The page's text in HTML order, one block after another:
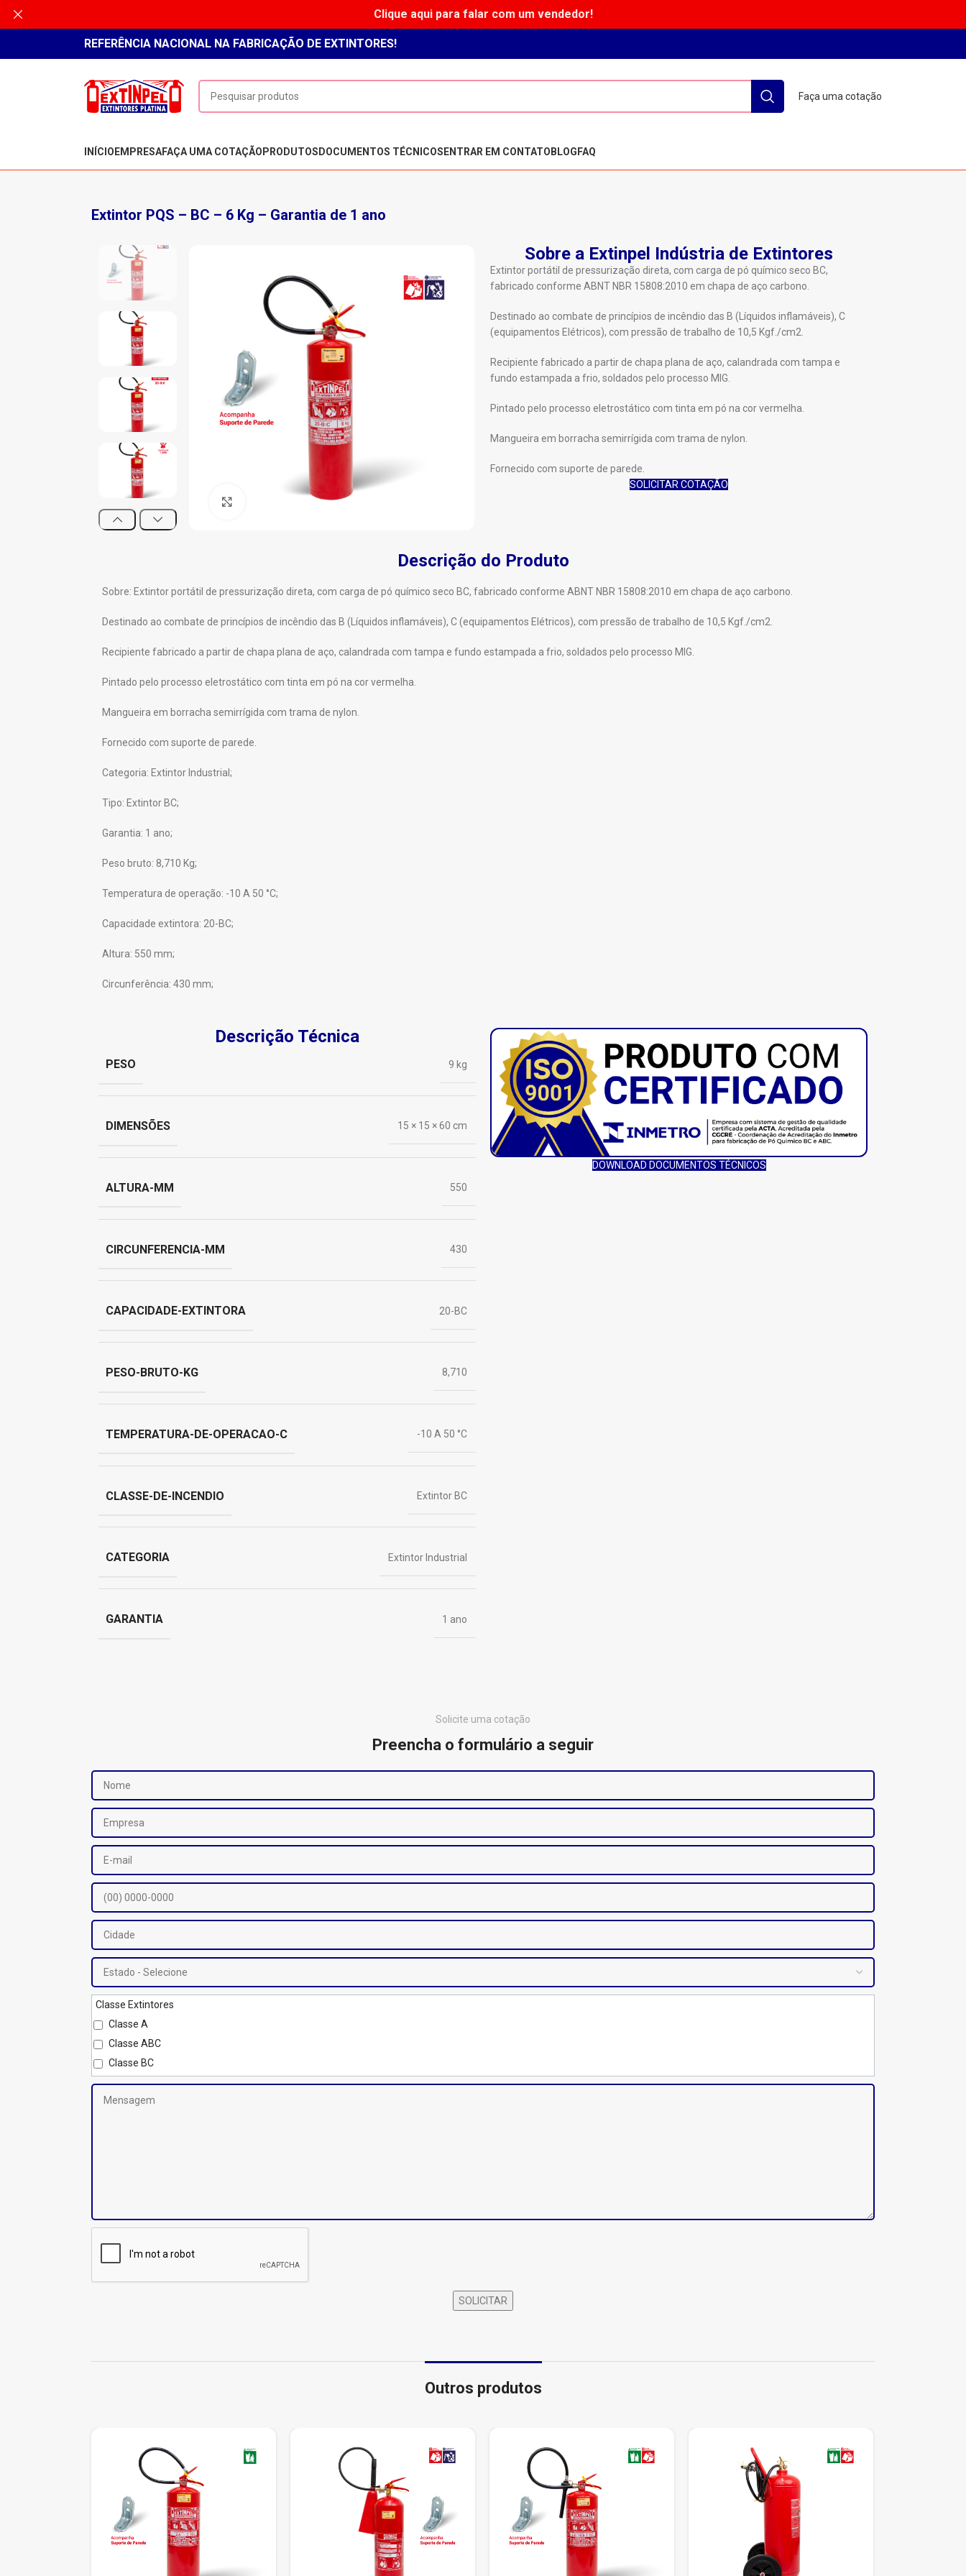
REFERÊNCIA NACIONAL NA FABRICAÇÃO DE EXTINTORES!
Faça uma cotação
INÍCIO EMPRESAFAÇA UMA COTAÇÃO PRODUTOS DOCUMENTOS TÉCNICOS ENTRAR EM CONTATO BLOG FAQ
Extintor PQS – BC – 6 Kg – Garantia de 1 ano
Clique para ampliar
Sobre a Extinpel Indústria de Extintores
Extintor portátil de pressurização direta, com carga de pó químico seco BC,
fabricado conforme ABNT NBR 15808:2010 em chapa de aço carbono.
Destinado ao combate de princípios de incêndio das B (Líquidos inflamáveis), C
(equipamentos Elétricos), com pressão de trabalho de 10,5 Kgf./cm2.
Recipiente fabricado a partir de chapa plana de aço, calandrada com tampa e
fundo estampada a frio, soldados pelo processo MIG.
Pintado pelo processo eletrostático com tinta em pó na cor vermelha.
Mangueira em borracha semirrígida com trama de nylon.
Fornecido com suporte de parede.
SOLICITAR COTAÇÃO
Descrição do Produto
Sobre: Extintor portátil de pressurização direta, com carga de pó químico seco BC, fabricado conforme ABNT NBR 15808:2010 em chapa de aço carbono.
Destinado ao combate de princípios de incêndio das B (Líquidos inflamáveis), C (equipamentos Elétricos), com pressão de trabalho de 10,5 Kgf./cm2.
Recipiente fabricado a partir de chapa plana de aço, calandrada com tampa e fundo estampada a frio, soldados pelo processo MIG.
Pintado pelo processo eletrostático com tinta em pó na cor vermelha.
Mangueira em borracha semirrígida com trama de nylon.
Fornecido com suporte de parede.
Categoria: Extintor Industrial;
Tipo: Extintor BC;
Garantia: 1 ano;
Peso bruto: 8,710 Kg;
Temperatura de operação: -10 A 50 °C;
Capacidade extintora: 20-BC;
Altura: 550 mm;
Circunferência: 430 mm;
Descrição Técnica
PESO 9 kg
DIMENSÕES 15 × 15 × 60 cm
ALTURA-MM 550
CIRCUNFERENCIA-MM 430
CAPACIDADE-EXTINTORA 20-BC
PESO-BRUTO-KG 8,710
TEMPERATURA-DE-OPERACAO-C -10 A 50 °C
CLASSE-DE-INCENDIO Extintor BC
CATEGORIA Extintor Industrial
GARANTIA 1 ano
DOWNLOAD DOCUMENTOS TÉCNICOS
Solicite uma cotação
Preencha o formulário a seguir
Classe Extintores
Classe A
Classe ABC
Classe BC
Outros produtos
Clique aqui para falar com um vendedor!